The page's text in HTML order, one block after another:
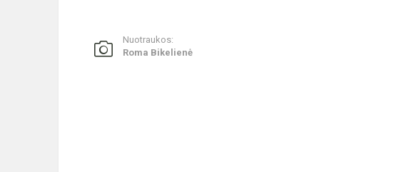
Nuotraukos:
Roma Bikelienė